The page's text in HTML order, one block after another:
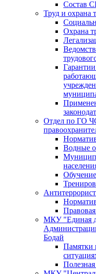
Состав
Труд и охрана
Охрана
Отдел по ГО
Водные
МКУ "Единая
Бодай
Памятки